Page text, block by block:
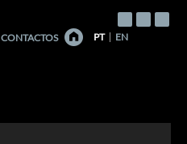
CONTACTOS PT EN